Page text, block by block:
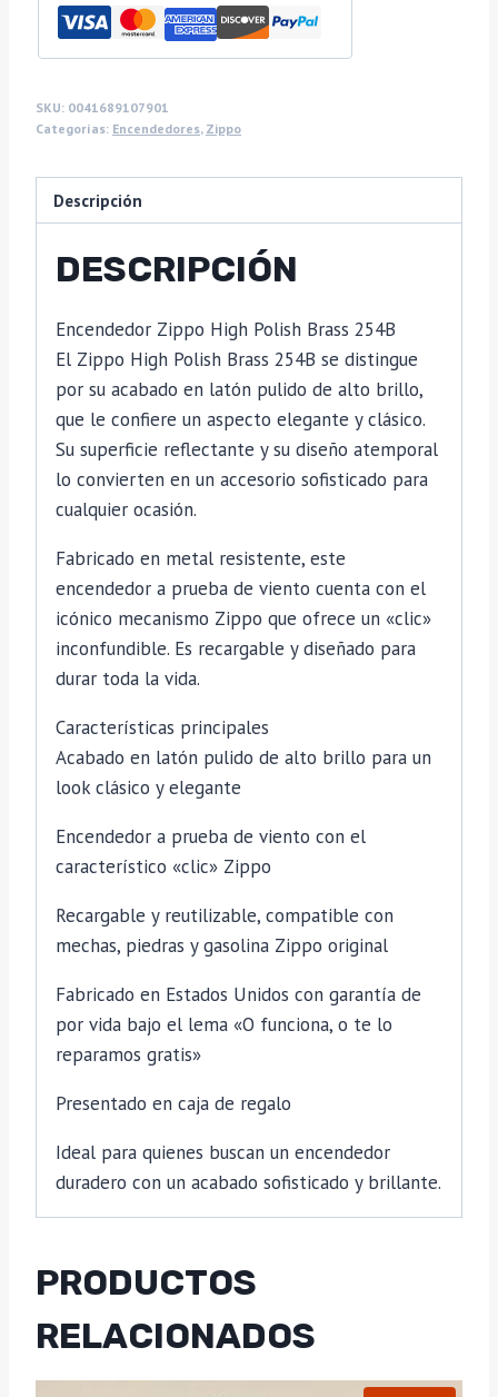
SKU: 0041689107901
Categorías: Encendedores, Zippo
Descripción
DESCRIPCIÓN
Encendedor Zippo High Polish Brass 254B
El Zippo High Polish Brass 254B se distingue
por su acabado en latón pulido de alto brillo,
que le confiere un aspecto elegante y clásico.
Su superficie reflectante y su diseño atemporal
lo convierten en un accesorio sofisticado para
cualquier ocasión.
Fabricado en metal resistente, este
encendedor a prueba de viento cuenta con el
icónico mecanismo Zippo que ofrece un «clic»
inconfundible. Es recargable y diseñado para
durar toda la vida.
Características principales
Acabado en latón pulido de alto brillo para un
look clásico y elegante
Encendedor a prueba de viento con el
característico «clic» Zippo
Recargable y reutilizable, compatible con
mechas, piedras y gasolina Zippo original
Fabricado en Estados Unidos con garantía de
por vida bajo el lema «O funciona, o te lo
reparamos gratis»
Presentado en caja de regalo
Ideal para quienes buscan un encendedor
duradero con un acabado sofisticado y brillante.
PRODUCTOS
RELACIONADOS